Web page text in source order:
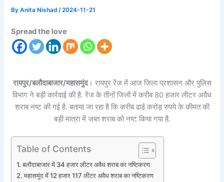
ByAnita Nishad/2024-11-21
Spread the love
रायपुर/बलौदाबाजार/महासमुंद। रायपुर रेंज में आज जिला प्रशासन और पुलिस
विभाग ने बड़ी कार्रवाई की है. रेंज के तीनों जिलों में करीब 80 हजार लीटर अवैध
शराब नष्ट की गई है. बताया जा रहा है कि करीब ढाई करोड़ रुपये के कीमत की
बड़ी मात्रा में जब्त शराब को नष्ट किया गया है.
Table of Contents
बलौदाबाजार में 34 हजार लीटर अवैध शराब का नष्टिकरण
महासमुंद में 12 हजार 117 लीटर अवैध शराब का नष्टिकरण